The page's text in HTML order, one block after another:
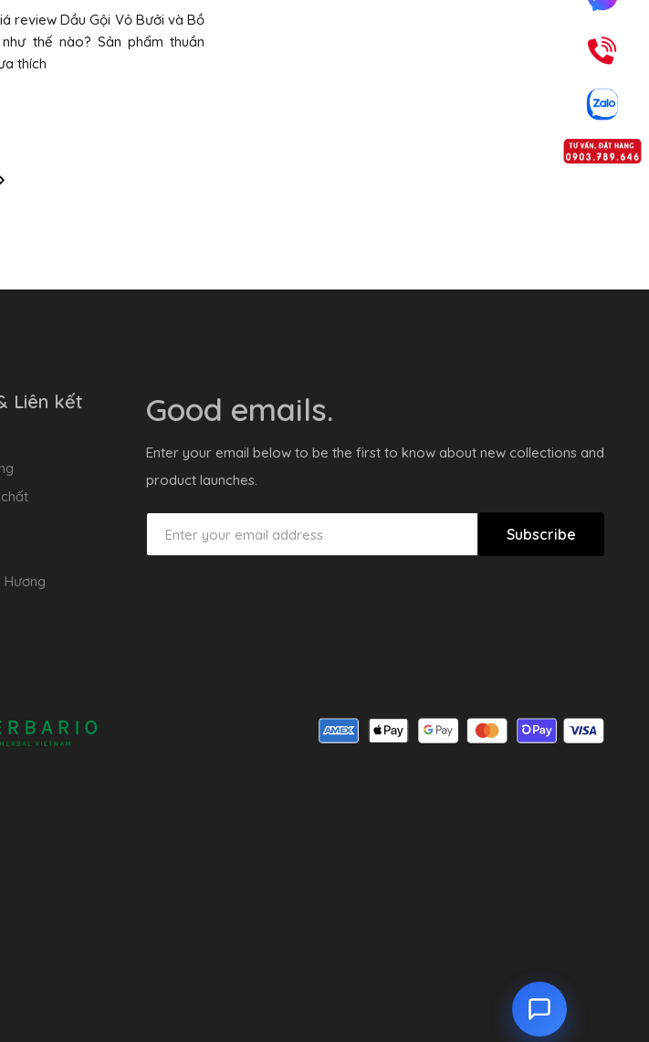
review Dầu Gội Vỏ Bưởi và Bồ
thế nào? Sản phẩm thuần
thích
Liên kết
Hương
Good emails.
Enter your email below to be the first to know about new collections and
product launches.
Subscribe